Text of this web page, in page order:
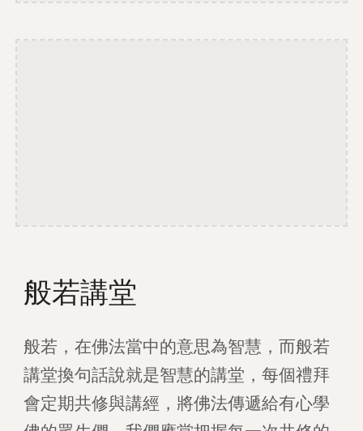
般若講堂
般若，在佛法當中的意思為智慧，而般若
講堂換句話說就是智慧的講堂，每個禮拜
會定期共修與講經，將佛法傳遞給有心學